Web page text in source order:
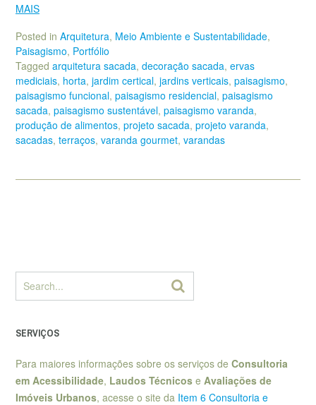
MAIS
Posted in Arquitetura, Meio Ambiente e Sustentabilidade,
Paisagismo, Portfólio
Tagged arquitetura sacada, decoração sacada, ervas
mediciais, horta, jardim certical, jardins verticais, paisagismo,
paisagismo funcional, paisagismo residencial, paisagismo
sacada, paisagismo sustentável, paisagismo varanda,
produção de alimentos, projeto sacada, projeto varanda,
sacadas, terraços, varanda gourmet, varandas
SERVIÇOS
Para maiores informações sobre os serviços de Consultoria
em Acessibilidade, Laudos Técnicos e Avaliações de
Imóveis Urbanos, acesse o site da Item 6 Consultoria e